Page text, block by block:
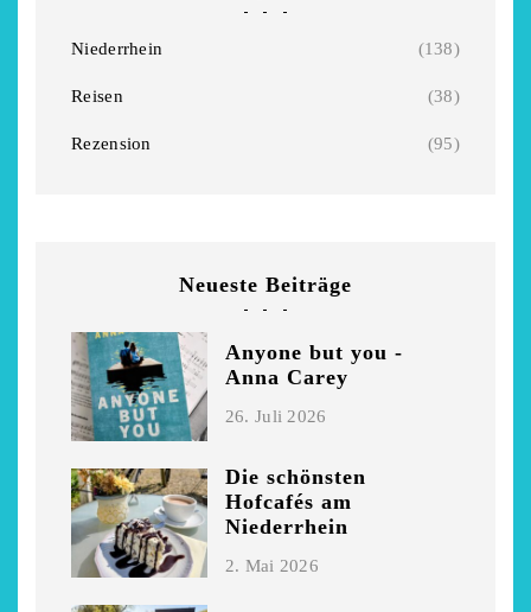
Hofcafés am
Niederrhein
Restsommer -
Garnier
Niederrhein (138)
Reisen (38)
Rezension (95)
Neueste Beiträge
Anyone but you -
Anna Carey
26. Juli 2026
Die schönsten
Hofcafés am
Niederrhein
2. Mai 2026